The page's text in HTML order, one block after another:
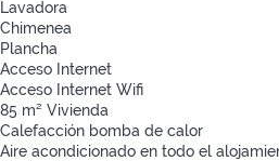
Lavadora
Chimenea
Plancha
Acceso Internet
Acceso Internet Wifi
85 m² Vivienda
Calefacción bomba de calor
Aire acondicionado en todo el